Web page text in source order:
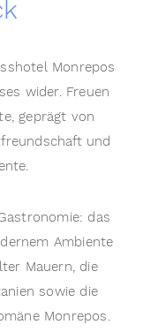
Monrepos
wider. Freuen
geprägt von
und
das
Ambiente
Mauern, die
sowie die
Monrepos.